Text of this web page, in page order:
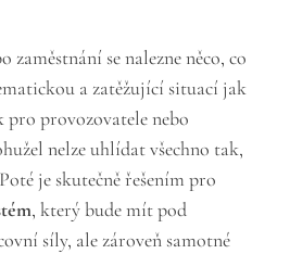
zaměstnání se nalezne něco, co
a zatěžující situací jak
pro provozovatele nebo
nelze uhlídat všechno tak,
je skutečně řešením pro
, který bude mít pod
síly, ale zároveň samotné